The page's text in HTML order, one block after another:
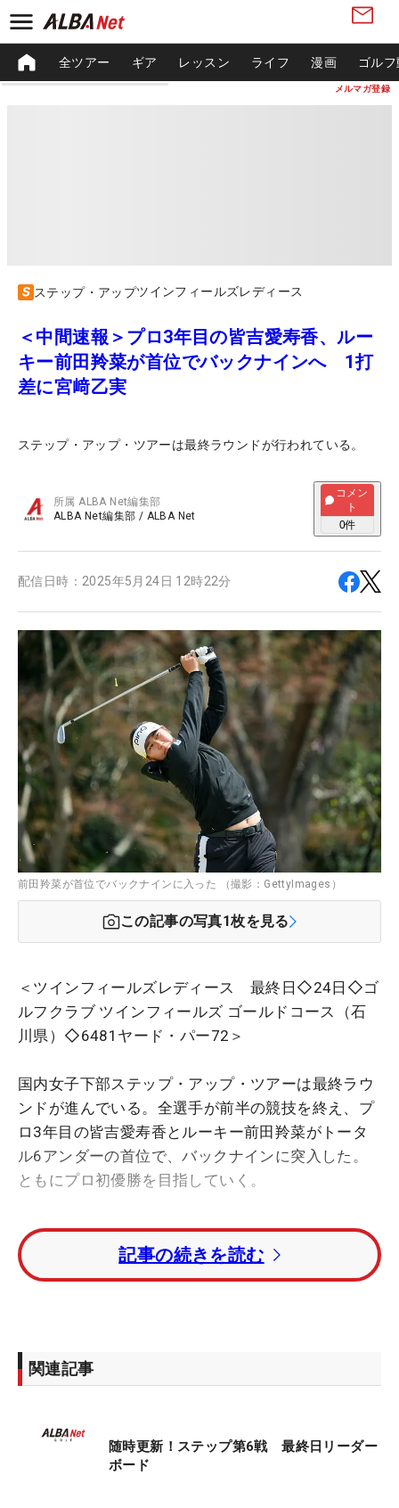
メルマガ登録
全ツアー ギア レッスン ライフ 漫画 ゴル
ステップ・アップツインフィールズレディース
＜中間速報＞プロ3年目の皆吉愛寿香、ルー
キー前田羚菜が首位でバックナインへ 1打
差に宮﨑乙実
ステップ・アップ・ツアーは最終ラウンドが行われている。
所属ALBA Net編集部
ALBA Net編集部 / ALBA Net
コメン
ト
0件
配信日時： 2025年5月24日 12時22分
前田羚菜が首位でバックナインに入った （撮影：GettyImages）
この記事の写真1枚を見る
＜ツインフィールズレディース 最終日◇24日◇ゴ
ルフクラブ ツインフィールズ ゴールドコース（石
川県）◇6481ヤード・パー72＞
国内女子下部ステップ・アップ・ツアーは最終ラウ
ンドが進んでいる。全選手が前半の競技を終え、プ
ロ3年目の皆吉愛寿香とルーキー前田羚菜がトータ
ル6アンダーの首位で、バックナインに突入した。
ともにプロ初優勝を目指していく。
トータル5アンダーには宮﨑乙実、トータル4アンダ
ーに鬼頭さくらが続いている。トータル3アンダー
の5位グループに上久保実咲とツアー通算3勝の大江
注目ルーキー・中村心は成田美寿々らとともにトー
タルイーブンパーグループにいる。
記事の続きを読む
関連記事
随時更新！ステップ第6戦 最終日リーダー
ボード